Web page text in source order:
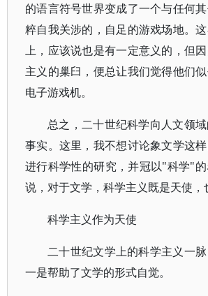
的语言符号世界变成了一个与任何
粹自我关涉的，自足的游戏场地。
上，应该说也是有一定意义的，但
主义的巢臼，便总让我们觉得他们
电子游戏机。
总之，二十世纪科学向人文领
事实。这里，我不想讨论象文学这
进行科学性的研究，并冠以"科学"
说，对于文学，科学主义既是天使，
科学主义作为天使
二十世纪文学上的科学主义一
一是帮助了文学的形式自觉。